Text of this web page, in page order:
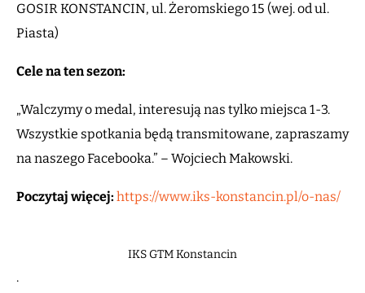
GOSIR KONSTANCIN, ul. Żeromskiego 15 (wej. od ul.
Piasta)
Cele na ten sezon:
„Walczymy o medal, interesują nas tylko miejsca 1-3.
Wszystkie spotkania będą transmitowane, zapraszamy
na naszego Facebooka.” – Wojciech Makowski.
Poczytaj więcej: https://www.iks-konstancin.pl/o-nas/
IKS GTM Konstancin
.